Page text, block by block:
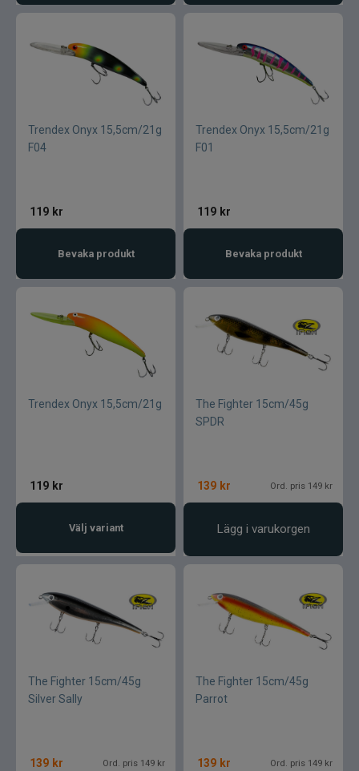
Trendex Onyx 15,5cm/21g
F04
119 kr
Bevaka produkt
Trendex Onyx 15,5cm/21g
F01
119 kr
Bevaka produkt
Trendex Onyx 15,5cm/21g
119 kr
Välj variant
The Fighter 15cm/45g
SPDR
139 kr Ord. pris 149 kr
Lägg i varukorgen
The Fighter 15cm/45g
Silver Sally
139 kr Ord. pris 149 kr
The Fighter 15cm/45g
Parrot
139 kr Ord. pris 149 kr